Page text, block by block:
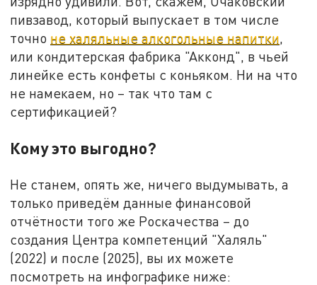
пивзавод, который выпускает в том числе
точно не халяльные алкогольные напитки,
или кондитерская фабрика "Акконд", в чьей
линейке есть конфеты с коньяком. Ни на что
не намекаем, но – так что там с
сертификацией?
Кому это выгодно?
Не станем, опять же, ничего выдумывать, а
только приведём данные финансовой
отчётности того же Роскачества – до
создания Центра компетенций "Халяль"
(2022) и после (2025), вы их можете
посмотреть на инфографике ниже: